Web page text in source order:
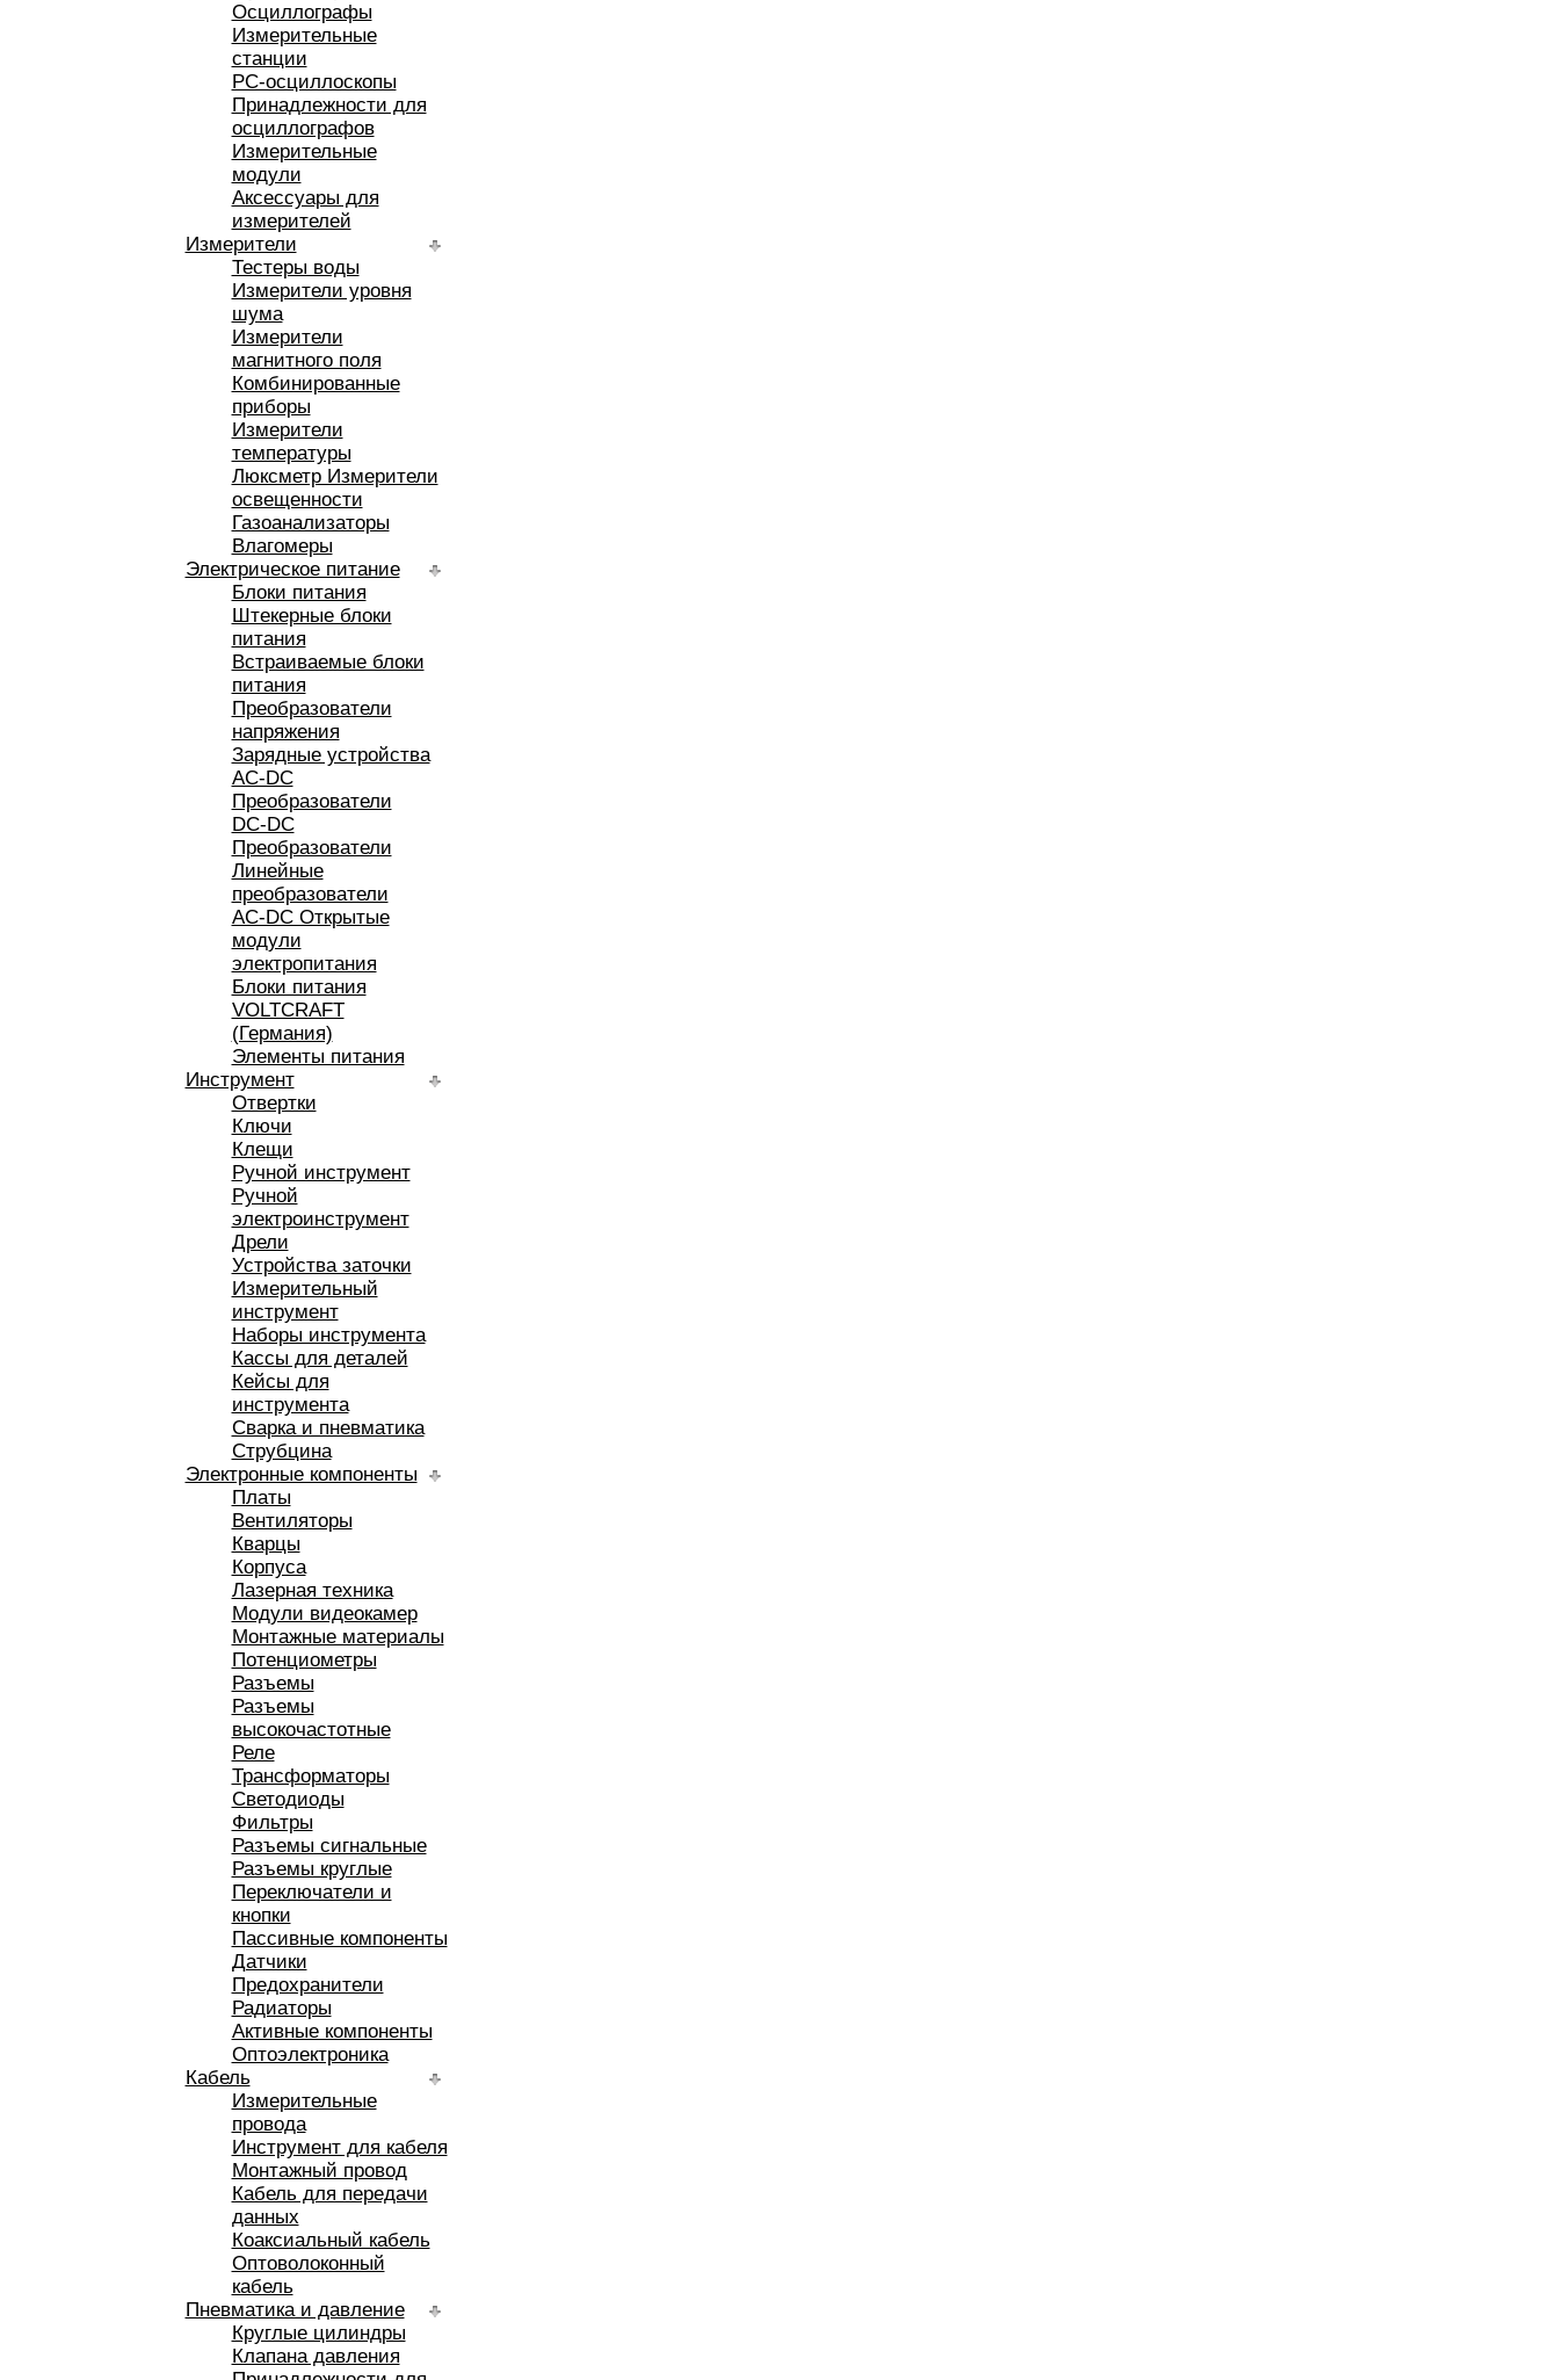
Осциллографы
Измерительные
станции
РС-осциллоскопы
Принадлежности для
осциллографов
Измерительные
модули
Аксессуары для
измерителей
Измерители
Тестеры воды
Измерители уровня
шума
Измерители
магнитного поля
Комбинированные
приборы
Измерители
температуры
Люксметр Измерители
освещенности
Газоанализаторы
Влагомеры
Электрическое питание
Блоки питания
Штекерные блоки
питания
Встраиваемые блоки
питания
Преобразователи
напряжения
Зарядные устройства
AC-DC
Преобразователи
DC-DC
Преобразователи
Линейные
преобразователи
AC-DC Открытые
модули
электропитания
Блоки питания
VOLTCRAFT
(Германия)
Элементы питания
Инструмент
Отвертки
Ключи
Клещи
Ручной инструмент
Ручной
электроинструмент
Дрели
Устройства заточки
Измерительный
инструмент
Наборы инструмента
Кассы для деталей
Кейсы для
инструмента
Сварка и пневматика
Струбцина
Электронные компоненты
Платы
Вентиляторы
Кварцы
Корпуса
Лазерная техника
Модули видеокамер
Монтажные материалы
Потенциометры
Разъемы
Разъемы
высокочастотные
Реле
Трансформаторы
Светодиоды
Фильтры
Разъемы сигнальные
Разъемы круглые
Переключатели и
кнопки
Пассивные компоненты
Датчики
Предохранители
Радиаторы
Активные компоненты
Оптоэлектроника
Кабель
Измерительные
провода
Инструмент для кабеля
Монтажный провод
Кабель для передачи
данных
Коаксиальный кабель
Оптоволоконный
кабель
Пневматика и давление
Круглые цилиндры
Клапана давления